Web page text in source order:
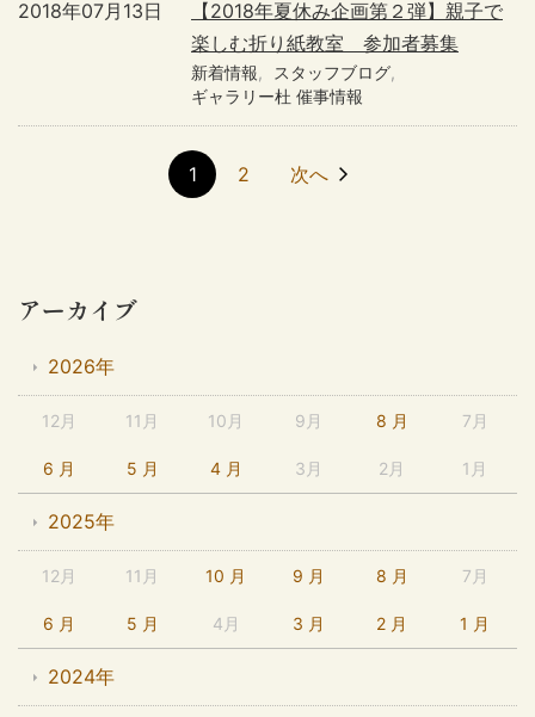
【2018年夏休み企画第２弾】親子で
楽しむ折り紙教室 参加者募集
2018年07月13日
新着情報
スタッフブログ
ギャラリー杜 催事情報
1 2 次へ
アーカイブ
2026年
12月 11月 10月 9月 8 月 7月
6 月 5 月 4 月 3月 2月 1月
2025年
12月 11月 10 月 9 月 8 月 7月
6 月 5 月 4月 3 月 2 月 1 月
2024年